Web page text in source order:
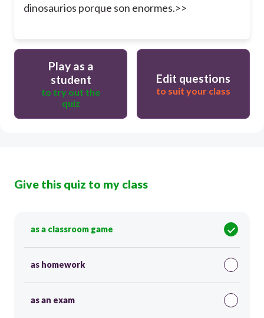
dinosaurios porque son enormes.>>
Play as a
student
to try out the
quiz
Edit questions
to suit your class
Give this quiz to my class
as a classroom game
as homework
as an exam